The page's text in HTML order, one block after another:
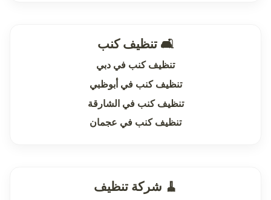
🛋 تنظيف كنب
تنظيف كنب في دبي
تنظيف كنب في أبوظبي
تنظيف كنب في الشارقة
تنظيف كنب في عجمان
🧹 شركة تنظيف